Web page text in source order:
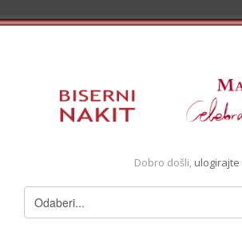
Registracija
Pregledani artikli
Dobro došli, ulogirajte